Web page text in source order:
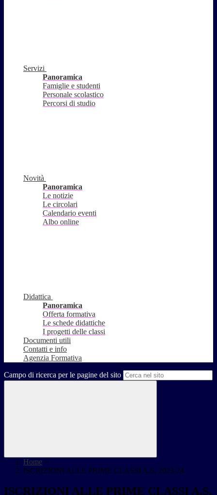
Servizi
Panoramica
Famiglie e studenti
Personale scolastico
Percorsi di studio
Novità
Panoramica
Le notizie
Le circolari
Calendario eventi
Albo online
Didattica
Panoramica
Offerta formativa
Le schede didattiche
I progetti delle classi
Documenti utili
Contatti e info
Agenzia Formativa
Campo di ricerca per le pagine del sito
Home >
ISCRIZIONI ALLE PRIME CLASSI A.S. 2023-24
ISCRIZIONI ALLE PRIME CLASSI A.S.